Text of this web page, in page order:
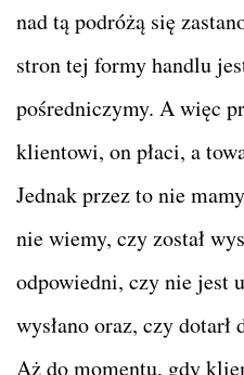
nad tą podróżą się
stron tej formy handlu
pośredniczymy. A więc
klientowi, on płaci, a
Jednak przez to nie
nie wiemy, czy został
odpowiedni, czy nie jest
wysłano oraz, czy
Aż do momentu, gdy